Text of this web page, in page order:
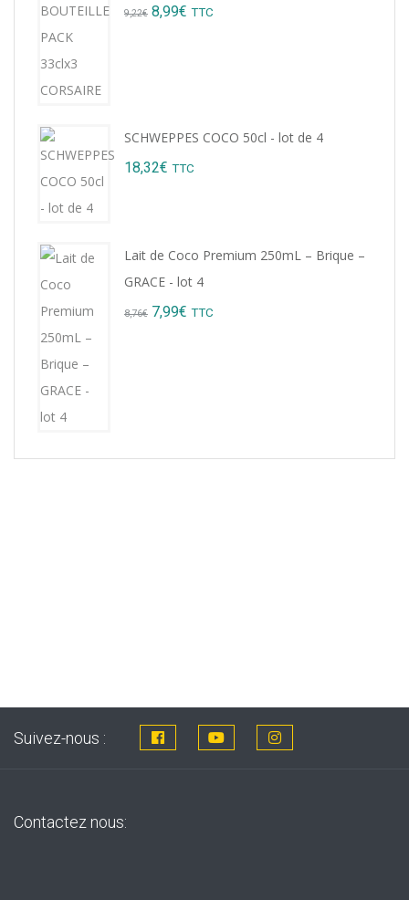
9,22€ Original
8,99€ Current
TTC
SCHWEPPES COCO 50cl - lot de 4
18,32€ TTC
Lait de Coco Premium 250mL – Brique –
GRACE - lot 4
8,76€ Original
7,99€ Current
TTC
Suivez-nous :
Contactez nous: